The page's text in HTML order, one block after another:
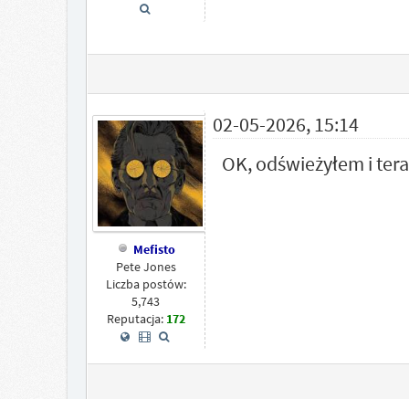
Mefisto
Pete Jones
Liczba postów:
5,743
Reputacja: 172
02-05-2026, 15:14
OK, odświeżyłem i